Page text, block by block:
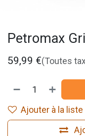
Petromax
59,99 €(Toutes
Ajouter à la